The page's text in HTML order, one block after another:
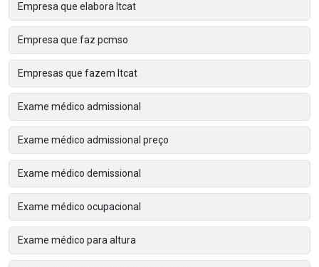
Empresa que elabora ltcat
Empresa que faz pcmso
Empresas que fazem ltcat
Exame médico admissional
Exame médico admissional preço
Exame médico demissional
Exame médico ocupacional
Exame médico para altura